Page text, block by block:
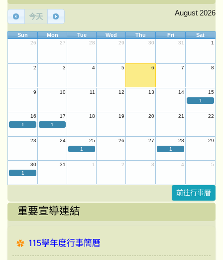
今天 August 2026
Sun Mon Tue Wed Thu Fri Sat
26 27 28 29 30 31 1
2 3 4 5 6 7 8
9 10 11 12 13 14
15
1
16 17 18 19 20 21
22
1
1
23 24 25 26 27 28
29
1
1
30 31 1 2 3 4
5
1
前往行事曆
重要宣導連結
115學年度行事簡曆